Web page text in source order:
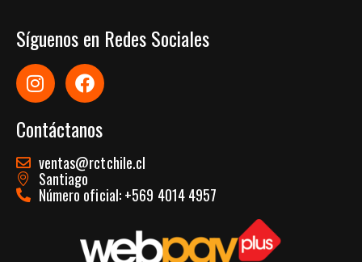
Síguenos en Redes Sociales
Contáctanos
ventas@rctchile.cl
Santiago
Número oficial: +569 4014 4957